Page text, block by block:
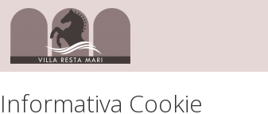
Informativa Cookie